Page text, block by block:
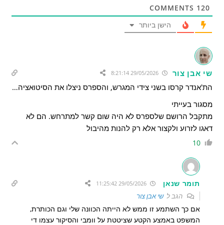
120
הישן ביותר
שי אבן צור 29/05/2026 8:21:14
הת'אנדר קרסו בשני צידי המגרש, והספרס ניצלו את הסיטואציה…
מסגור בעייתי
מתקבל הרושם שלספרס לא היה שום קשר למתרחש. הם לא
דאגו לזרוע ולקצור אלא רק להנות מהיבול
10
תומר שנאן
הגב לשי אבן צור
אם כך השתמע זו ממש לא הייתה הכוונה שלי וגם הכותרת,
המשפט באמצע הקטע שציטטת על וומבי והסיקור עצמו די